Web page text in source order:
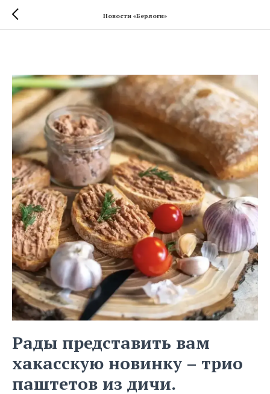
Новости «Берлоги»
Рады представить вам
хакасскую новинку – трио
паштетов из дичи.